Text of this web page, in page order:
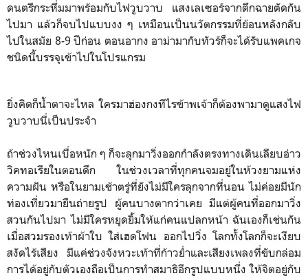
ดนตรีกระหึ่มมาพร้อมกับไฟวูบวาบ แสงเลเซอร์จากตึกฉายตัดกัน
ไปมา แล้วก็จบไปแบบงง ๆ เหมือนเป็นนวัตกรรมที่ย้อนหลังกลับ
ไปในสมัย 8-9 ปีก่อน ตอนอากง อาม่ามากับทัวร์ก็จะได้รับแพคเกจ
ชนิดนี้บรรจุเข้าไปในโปรแกรม
ยิ่งคิดก็น้ำตาจะไหล ใครมาฮ่องกงทีไรข้าพเจ้าก็ต้องพามาดูแสงไฟ
วูบวาบนี่เป็นประจำ
ถ้าช่วงไหนเบื่อหนัก ๆ ก็จะลุกมาวิ่งออกกำลังตรงทางเดินเลียบอ่าว
วิคทอเรียในตอนดึก ในช่วงเวลาที่ทุกคนจมอยู่ในห้วงยามแห่ง
ความฝัน หรือในยามเช้าตรู่ที่ยังไม่มีใครลุกจากที่นอน ไม่ค่อยมีนัก
ท่องเที่ยวมายืนถ่ายรูป ผู้คนบางตากว่าเคย มีแต่ผู้คนที่ออกมาวิ่ง
สวนกันไปมา ไม่มีใครหยุดยิ้มให้แก่คนแปลกหน้า ฉันเองก็เช่นกัน
เมื่อสวมรองเท้าผ้าใบ ใส่เฮดโฟน ออกไปวิ่ง โลกทั้งโลกก็จะเงียบ
สงัดไร้เสียง มีแค่ช่วงจังหวะเท้าที่ก้าวย่ำและเสียงเพลงที่ขับกล่อม
การได้อยู่กับตัวเองถือเป็นการทำสมาธิอีกรูปแบบหนึ่ง ให้จิตอยู่กับ